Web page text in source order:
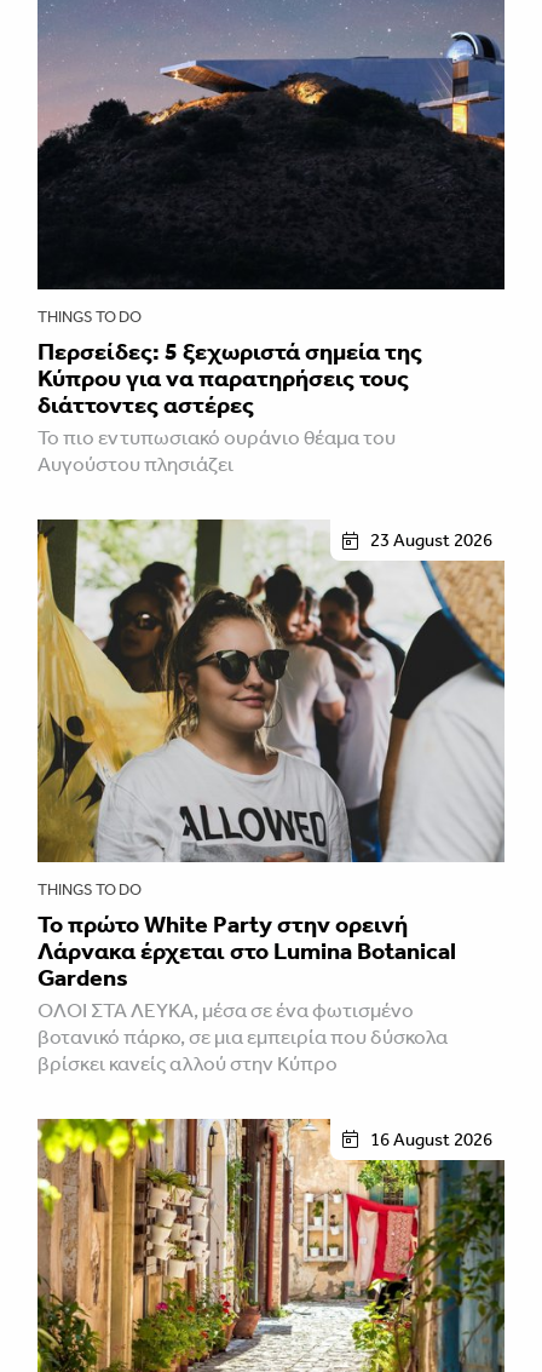
THINGS TO DO
Περσείδες: 5 ξεχωριστά σημεία της
Κύπρου για να παρατηρήσεις τους
διάττοντες αστέρες
Το πιο εντυπωσιακό ουράνιο θέαμα του
Αυγούστου πλησιάζει
23 August 2026
THINGS TO DO
Το πρώτο White Party στην ορεινή
Λάρνακα έρχεται στο Lumina Botanical
Gardens
ΌΛΟΙ ΣΤΑ ΛΕΥΚΆ, μέσα σε ένα φωτισμένο
βοτανικό πάρκο, σε μια εμπειρία που δύσκολα
βρίσκει κανείς αλλού στην Κύπρο
16 August 2026